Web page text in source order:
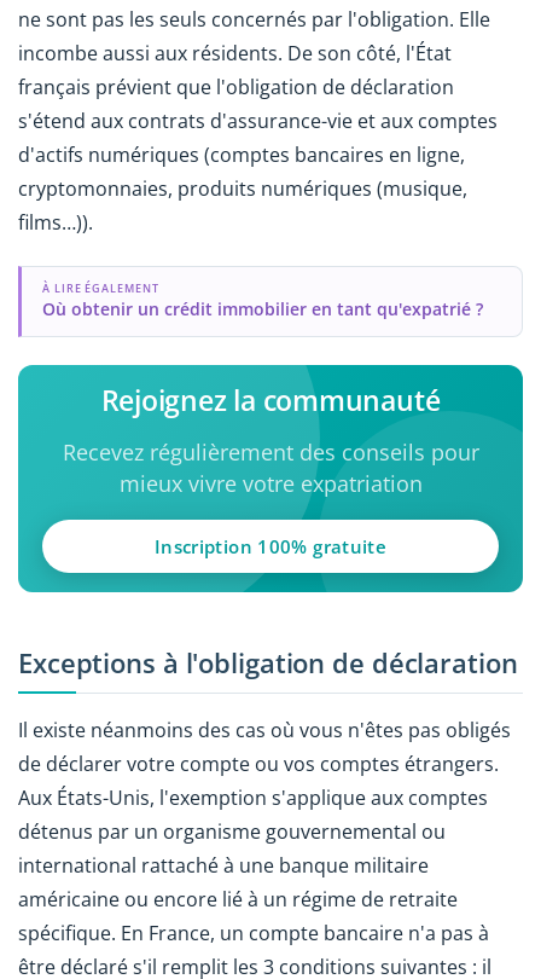
ne sont pas les seuls concernés par l'obligation. Elle
incombe aussi aux résidents. De son côté, l'État
français prévient que l'obligation de déclaration
s'étend aux contrats d'assurance-vie et aux comptes
d'actifs numériques (comptes bancaires en ligne,
cryptomonnaies, produits numériques (musique,
films…)).
À LIRE ÉGALEMENT
Où obtenir un crédit immobilier en tant qu'expatrié ?
Rejoignez la communauté
Recevez régulièrement des conseils pour
mieux vivre votre expatriation
Inscription 100% gratuite
Exceptions à l'obligation de déclaration
Il existe néanmoins des cas où vous n'êtes pas obligés
de déclarer votre compte ou vos comptes étrangers.
Aux États-Unis, l'exemption s'applique aux comptes
détenus par un organisme gouvernemental ou
international rattaché à une banque militaire
américaine ou encore lié à un régime de retraite
spécifique. En France, un compte bancaire n'a pas à
être déclaré s'il remplit les 3 conditions suivantes : il